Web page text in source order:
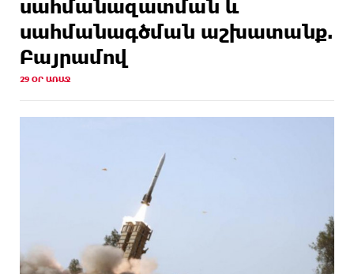
սահմանազատման և
սահմանագծման աշխատանք.
Բայրամով
29 ՕՐ ԱՌԱՋ